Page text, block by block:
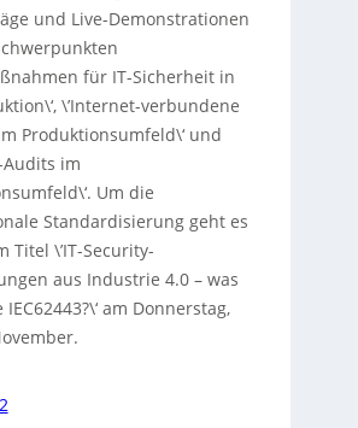
und Live-Demonstrationen
für IT-Sicherheit in
\’Internet-verbundene
Produktionsumfeld\‘ und
Audits im
Um die
Standardisierung geht es
Titel \’IT-Security-
aus Industrie 4.0 – was
am Donnerstag,
2